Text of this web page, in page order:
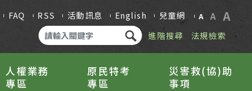
FAQ RSS 活動訊息 English 兒童網 A A A
進階搜尋 法規檢索
人權業務
專區
原民特考
專區
災害救(協)助
事項